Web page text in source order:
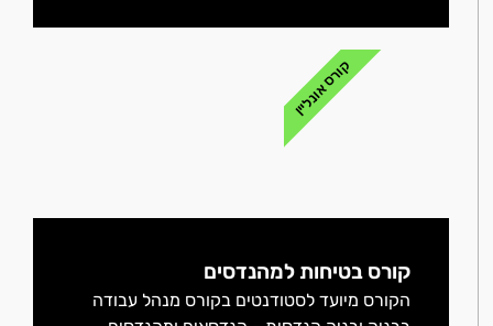
קורס בטיחות למהנדסים
הקורס מיועד לסטודנטים בקורס מנהל עבודה
קורס אונליין